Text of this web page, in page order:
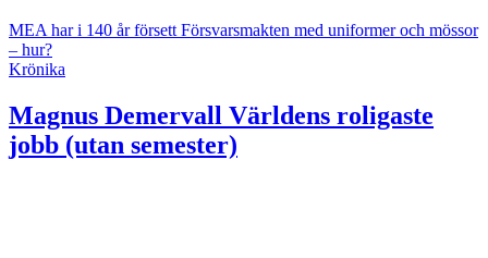
MEA har i 140 år försett Försvarsmakten med uniformer och mössor
– hur?
Krönika
Magnus Demervall Världens roligaste
jobb (utan semester)